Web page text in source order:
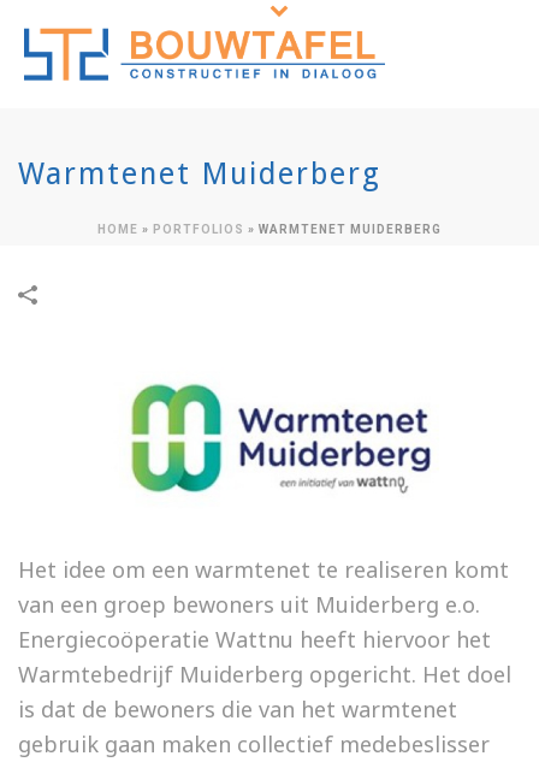
Warmtenet Muiderberg
HOME » PORTFOLIOS » WARMTENET MUIDERBERG
Het idee om een warmtenet te realiseren komt
van een groep bewoners uit Muiderberg e.o.
Energiecoöperatie Wattnu heeft hiervoor het
Warmtebedrijf Muiderberg opgericht. Het doel
is dat de bewoners die van het warmtenet
gebruik gaan maken collectief medebeslisser